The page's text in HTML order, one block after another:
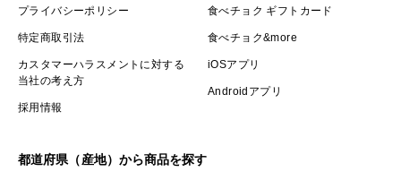
プライバシーポリシー
特定商取引法
カスタマーハラスメントに対する
当社の考え方
採用情報
食べチョク ギフトカード
食べチョク&more
iOSアプリ
Androidアプリ
都道府県（産地）から商品を探す